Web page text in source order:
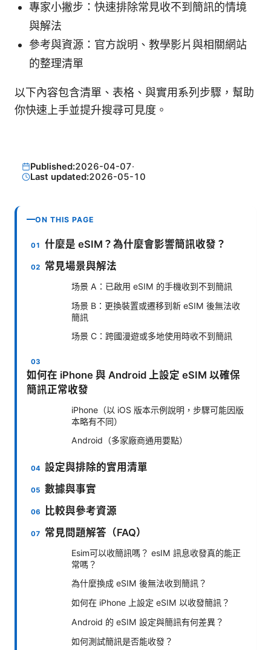
專家小撇步：快速排除常見收不到簡訊的情境
與解法
參考與資源：官方說明、教學影片與相關網站
的整理清單
以下內容包含清單、表格、與實用系列步驟，幫助
你快速上手並提升搜尋可見度。
Published:2026-04-07·
Last updated:2026-05-10
ON THIS PAGE
什麼是 eSIM？為什麼會影響簡訊收發？
常見場景與解法
场景 A：已啟用 eSIM 的手機收到不到簡訊
场景 B：更換裝置或遷移到新 eSIM 後無法收
簡訊
场景 C：跨國漫遊或多地使用時收不到簡訊
如何在 iPhone 與 Android 上設定 eSIM 以確保
簡訊正常收發
iPhone（以 iOS 版本示例說明，步驟可能因版
本略有不同）
Android（多家廠商通用要點）
設定與排除的實用清單
數據與事實
比較與參考資源
常見問題解答（FAQ）
Esim可以收簡訊嗎？ esIM 訊息收發真的能正
常嗎？
為什麼換成 eSIM 後無法收到簡訊？
如何在 iPhone 上設定 eSIM 以收發簡訊？
Android 的 eSIM 設定與簡訊有何差異？
如何測試簡訊是否能收發？